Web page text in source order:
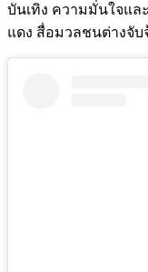
บันเทิง ความมั่นใจแล
แดง สื่อมวลชนต่างจับ